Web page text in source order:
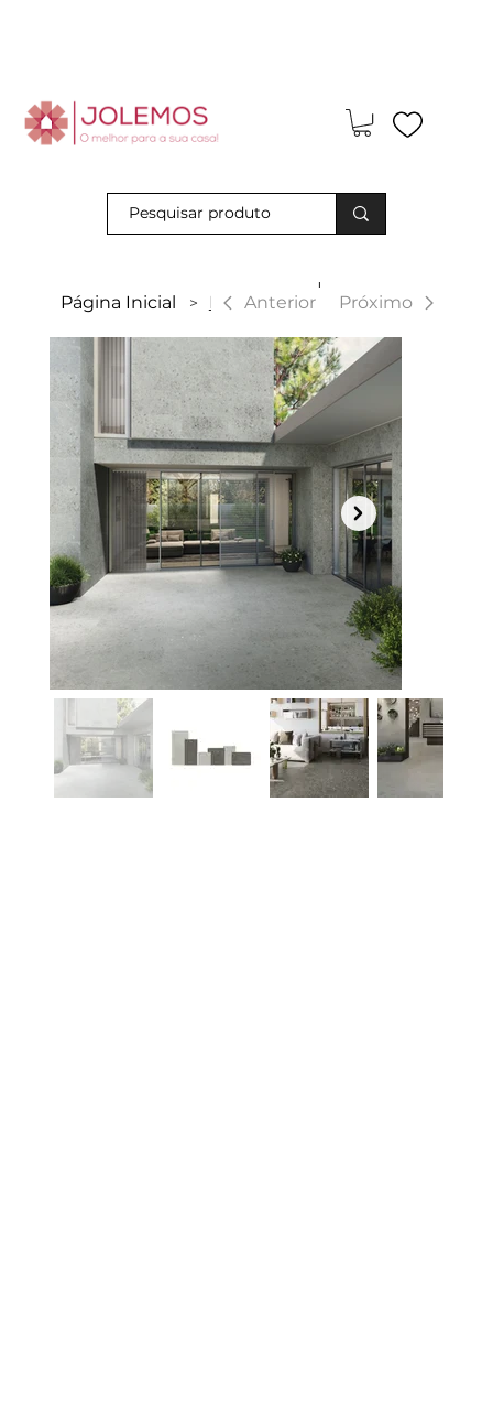
Página Inicial > Hannover
Anterior Próximo